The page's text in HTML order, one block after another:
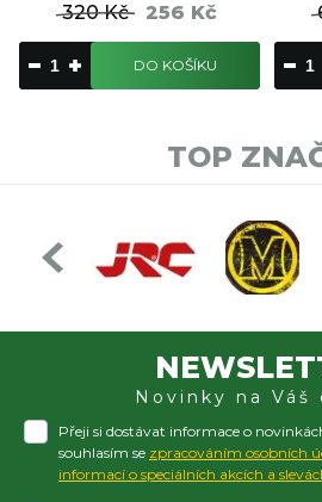
320 Kč 256 Kč
DO KOŠÍKU
TOP
Novinky na Váš
Přeji si dostávat informace o
souhlasím se zpracováním osobních
informací o speciálních akcích a